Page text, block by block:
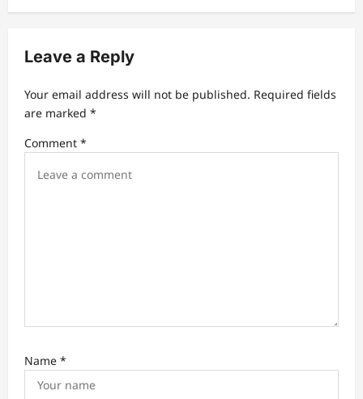
v
g
a
t
i
Leave a Reply
Your email address will not be published. Required fields
are marked *
Comment *
Name *